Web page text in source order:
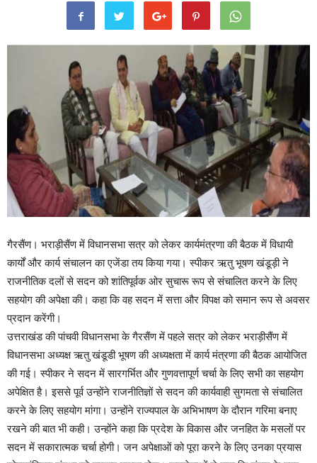
गैरसैंण। भराड़ीसैंण में विधानसभा सत्र को लेकर कार्यमंत्रणा की बैठक में विधायी
कार्यों और कार्य संचालन का एजेंडा तय किया गया। स्पीकर ऋतु भूषण खंडूड़ी ने
राजनीतिक दलों से सदन को शांतिपूर्वक ओर सुचारू रूप से संचालित करने के लिए
सहयोग की अपेक्षा की। कहा कि वह सदन में सत्ता और विपक्ष को समान रूप से अवसर
प्रदान करेंगी।
उत्तराखंड की पांचवी विधानसभा के गैरसैंण में पहले सत्र को लेकर भराड़ीसैंण में
विधानसभा अध्यक्ष ऋतु खंडूडी भूषण की अध्यक्षता में कार्य मंत्रणा की बैठक आयोजित
की गई। स्पीकर ने सदन में सारगर्भित और गुणवत्तापूर्ण चर्चा के लिए सभी का सहयोग
अपेक्षित है। इससे पूर्व उन्होंने राजनीतिज्ञों से सदन की कार्यवाही सुगमता से संचालित
करने के लिए सहयोग मांगा। उन्होंने राज्यपाल के अभिभाषण के दौरान गरिमा बनाए
रखने की बात भी कही। उन्होंने कहा कि प्रदेश के विकास और जनहित के मसलों पर
सदन में सकारात्मक चर्चा होगी। जन अपेक्षाओं को पूरा करने के लिए उनका प्रयास